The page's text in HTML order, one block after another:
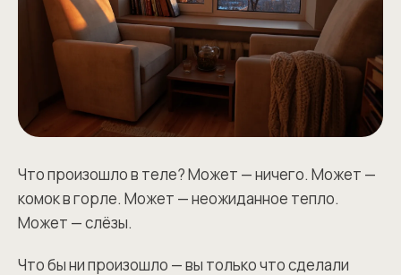
Что произошло в теле? Может — ничего. Может —
комок в горле. Может — неожиданное тепло.
Может — слёзы.
Что бы ни произошло — вы только что сделали